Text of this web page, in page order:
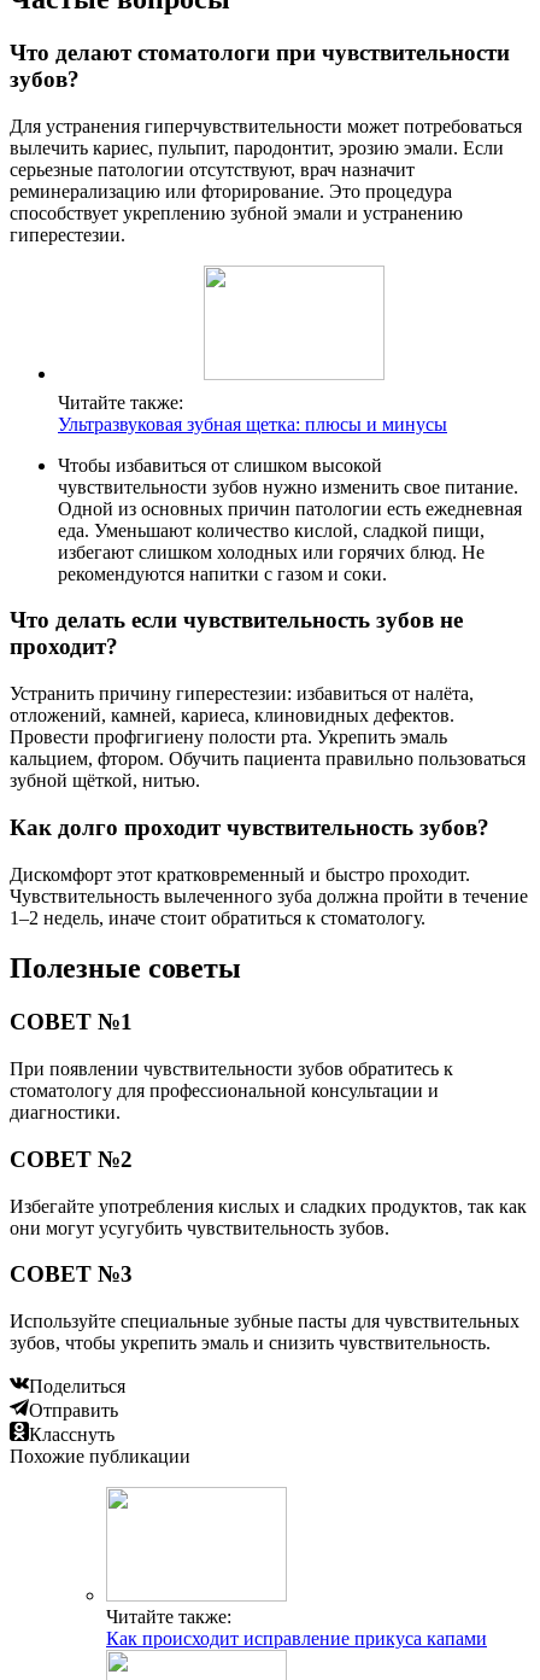
Что делают стоматологи при чувствительности
зубов?
Для устранения гиперчувствительности может потребоваться
вылечить кариес, пульпит, пародонтит, эрозию эмали. Если
серьезные патологии отсутствуют, врач назначит
реминерализацию или фторирование. Это процедура
способствует укреплению зубной эмали и устранению
гиперестезии.
Читайте также:
Ультразвуковая зубная щетка: плюсы и минусы
Чтобы избавиться от слишком высокой
чувствительности зубов нужно изменить свое питание.
Одной из основных причин патологии есть ежедневная
еда. Уменьшают количество кислой, сладкой пищи,
избегают слишком холодных или горячих блюд. Не
рекомендуются напитки с газом и соки.
Что делать если чувствительность зубов не
проходит?
Устранить причину гиперестезии: избавиться от налёта,
отложений, камней, кариеса, клиновидных дефектов.
Провести профгигиену полости рта. Укрепить эмаль
кальцием, фтором. Обучить пациента правильно пользоваться
зубной щёткой, нитью.
Как долго проходит чувствительность зубов?
Дискомфорт этот кратковременный и быстро проходит.
Чувствительность вылеченного зуба должна пройти в течение
1–2 недель, иначе стоит обратиться к стоматологу.
Полезные советы
СОВЕТ №1
При появлении чувствительности зубов обратитесь к
стоматологу для профессиональной консультации и
диагностики.
СОВЕТ №2
Избегайте употребления кислых и сладких продуктов, так как
они могут усугубить чувствительность зубов.
СОВЕТ №3
Используйте специальные зубные пасты для чувствительных
зубов, чтобы укрепить эмаль и снизить чувствительность.
Поделиться
Отправить
Класснуть
Похожие публикации
Читайте также:
Как происходит исправление прикуса капами